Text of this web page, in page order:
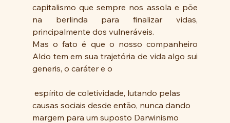
capitalismo que sempre nos assola e põe
na berlinda para finalizar vidas,
principalmente dos vulneráveis.
Mas o fato é que o nosso companheiro
Aldo tem em sua trajetória de vida algo sui
generis, o caráter e o
causas sociais desde então, nunca dando
margem para um suposto Darwinismo